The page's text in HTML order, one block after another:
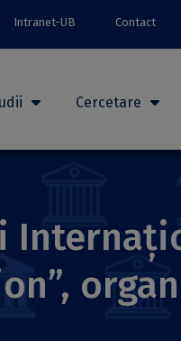
Intranet-UB Contact
Cercetare